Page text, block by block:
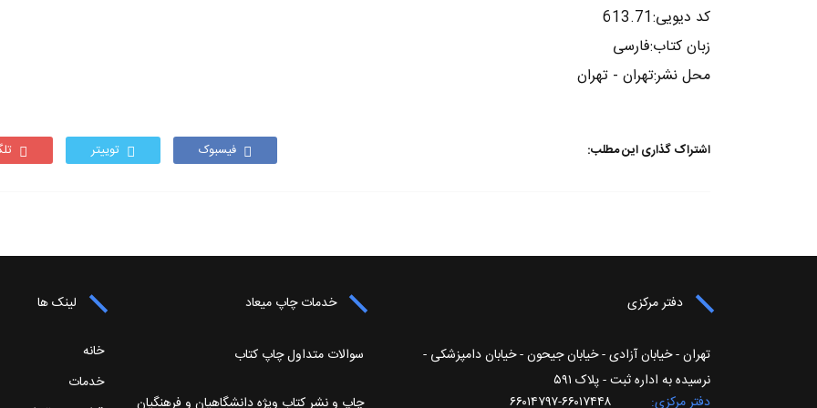
کد دیویی:613.71
زبان کتاب:فارسی
محل نشر:تهران - تهران
اشتراک گذاری این مطلب: فیسبوک توییتر
دفتر مرکزی
تهران - خیابان آزادی - خیابان جیحون - خیابان دامپزشکی -
نرسیده به اداره ثبت - پلاک ۵۹۱
دفتر مرکزی
۶۶۰۱۷۴۴۸-۶۶۰۱۴۷۹۷
خدمات چاپ میعاد
سوالات متداول چاپ کتاب
لینک ها
خانه
خدمات